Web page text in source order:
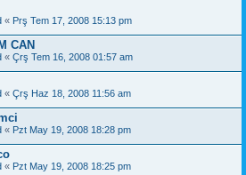
« Prş Tem 17, 2008 15:13 pm
CAN
« Çrş Tem 16, 2008 01:57 am
« Çrş Haz 18, 2008 11:56 am
« Pzt May 19, 2008 18:28 pm
« Pzt May 19, 2008 18:25 pm